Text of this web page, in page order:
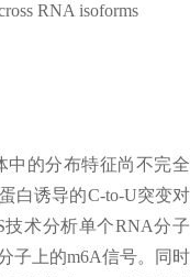
RNA isoforms
中的分布特征尚不完全
白诱导的C-to-U突变对
术分析单个RNA分子
子上的m6A信号。同时